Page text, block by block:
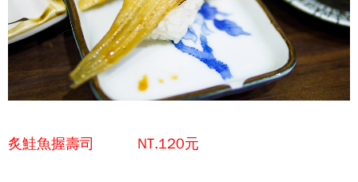
炙鮭魚握壽司 NT.120元